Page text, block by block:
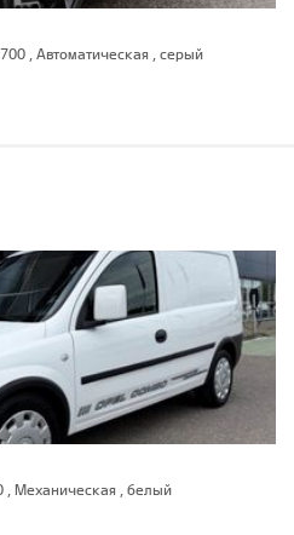
, Автоматическая , серый
, Механическая , белый